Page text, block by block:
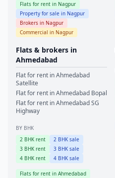
Flats for rent in Nagpur
Property for sale in Nagpur
Brokers in Nagpur
Commercial in Nagpur
Flats & brokers in
Ahmedabad
Flat for rent inAhmedabad
Satellite
Flat for rent inAhmedabad Bopal
Flat for rent inAhmedabadSG
Highway
BY BHK
2 BHK rent 2 BHK sale
3 BHK rent 3 BHK sale
4 BHK rent 4 BHK sale
Flats for rent in Ahmedabad